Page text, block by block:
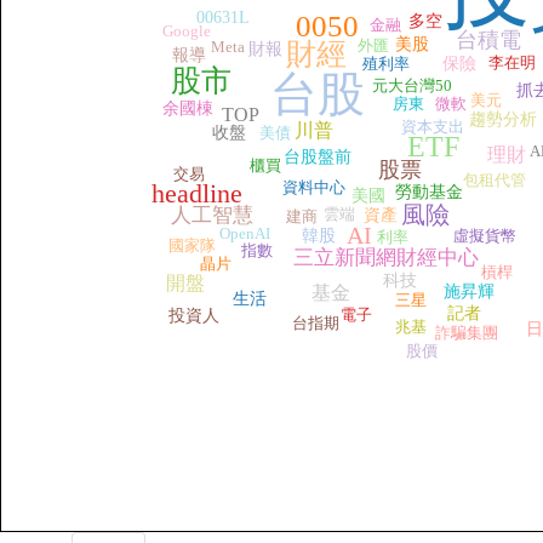
台股
0050
財經
股市
ETF
headline
AI
風險
台積電
股票
人工智慧
三立新聞網財經中心
理財
TOP
基金
川普
開盤 施昇輝
00631L
生活
韓股
美股
資產
勞動基金
美國
多空
抓
財報
投資人
報導
余國棟
保險
收盤
科技
記者
趨勢分析
台股盤前
OpenAI
殖利率
晶片
美元
元大台灣50
利率
李在明
詐騙集團
虛擬貨幣
台指期
Meta
微軟
Google
雲端
兆基
包租代管
房東
美債
資料中心
資本支出
三星
國家隊
櫃買
外匯
電子
槓桿
指數
股價
交易
建商
金融